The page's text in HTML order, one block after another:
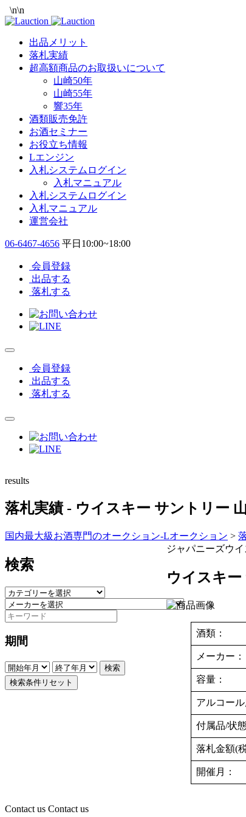
\n\n
出品メリット
落札実績
超高額商品のお取扱いについて
山崎50年
山崎55年
響35年
酒類販売免許
お酒セミナー
お役立ち情報
Lエンジン
入札システムログイン
入札マニュアル
入札システムログイン
入札マニュアル
運営会社
06-6467-4656 平日10:00~18:00
会員登録
出品する
落札する
会員登録
出品する
落札する
results
落札実績- ウイスキー サントリー
国内最大級お酒専門のオークション-Lオークション >
検索
期間
検索
検索条件リセット
ジャパニーズウ
ウイスキー
酒類：
メーカー：
容量：
アルコール
付属品/状態
落札金額(
開催月：
Contact us Contact us